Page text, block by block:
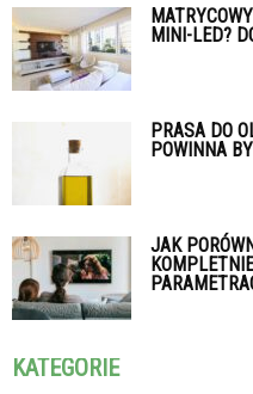
MINI-LED?
PRASA DO
POWINNA
JAK
KATEGORIE